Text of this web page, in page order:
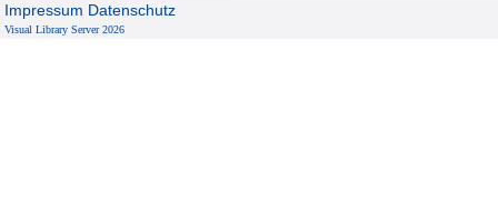
Impressum Datenschutz
Visual Library Server 2026